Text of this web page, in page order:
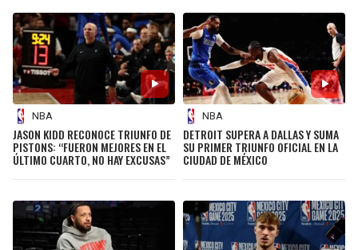
NBA
JASON KIDD RECONOCE TRIUNFO DE
PISTONS: “FUERON MEJORES EN EL
ÚLTIMO CUARTO, NO HAY EXCUSAS”
NBA
DETROIT SUPERA A DALLAS Y SUMA
SU PRIMER TRIUNFO OFICIAL EN LA
CIUDAD DE MÉXICO